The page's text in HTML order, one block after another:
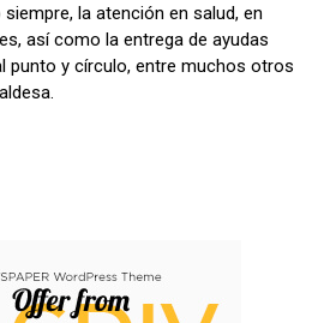
la atención en salud, en
así como la entrega de ayudas
punto y círculo, entre muchos otros